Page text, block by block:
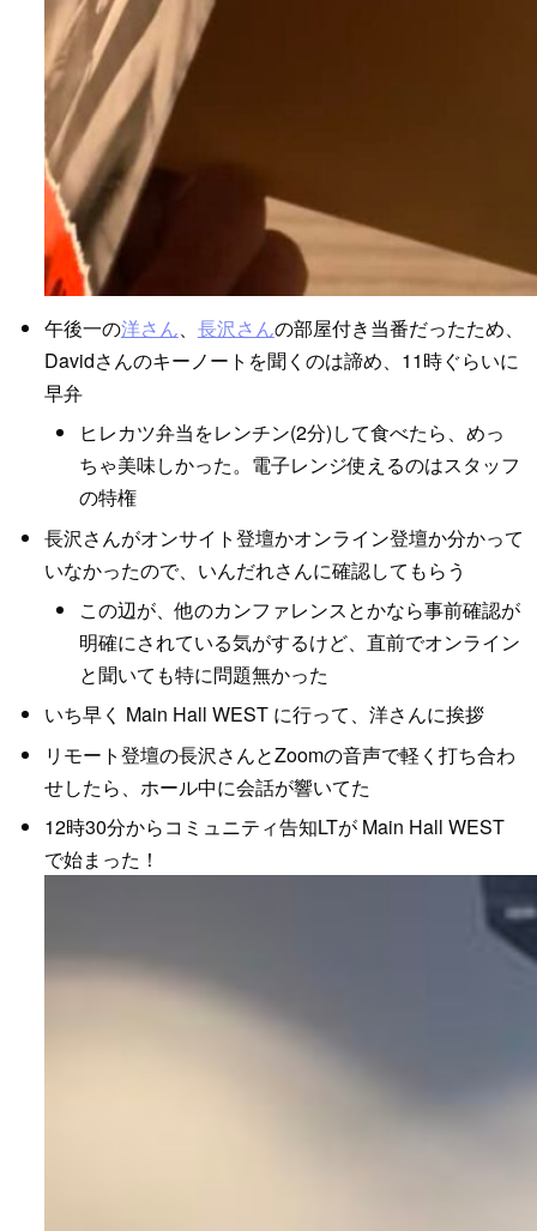
午後一の洋さん、 長沢さんの部屋付き当番だったため、
Davidさんのキーノートを聞くのは諦め、11時ぐらいに
早弁
ヒレカツ弁当をレンチン(2分)して食べたら、めっ
ちゃ美味しかった。電子レンジ使えるのはスタッフ
の特権
長沢さんがオンサイト登壇かオンライン登壇か分かって
いなかったので、いんだれさんに確認してもらう
この辺が、他のカンファレンスとかなら事前確認が
明確にされている気がするけど、直前でオンライン
と聞いても特に問題無かった
いち早く Main Hall WEST に行って、洋さんに挨拶
リモート登壇の長沢さんとZoomの音声で軽く打ち合わ
せしたら、ホール中に会話が響いてた
12時30分からコミュニティ告知LTが Main Hall WEST
で始まった！